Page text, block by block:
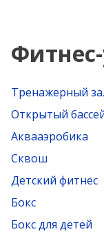
Тренажерный
Открытый
Аквааэробика
Сквош
Детский фитнес
Бокс
Бокс для детей